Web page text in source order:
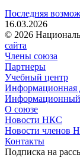
Последняя
16.03.2026
© 2026
сайта
Члены союза
Партнеры
Учебный центр
Информационная
Информационный
О союзе
Новости НКС
Новости членов
Контакты
Подписка на